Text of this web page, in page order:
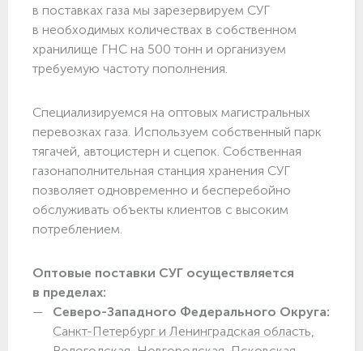
в поставках газа мы зарезервируем СУГ
в необходимых количествах в собственном
хранилище ГНС на 500 тонн и организуем
требуемую частоту пополнения.
Специализируемся на оптовых магистральных
перевозках газа. Используем собственный парк
тягачей, автоцистерн и сцепок. Собственная
газонаполнительная станция хранения СУГ
позволяет одновременно и бесперебойно
обслуживать объекты клиентов с высоким
потреблением.
Оптовые поставки СУГ осуществляется
в пределах:
Северо-Западного Федерального Округа:
Санкт-Петербург и Ленинградская область,